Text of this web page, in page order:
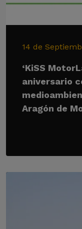
14 de
‘KiSS
aniversario
Aragón de